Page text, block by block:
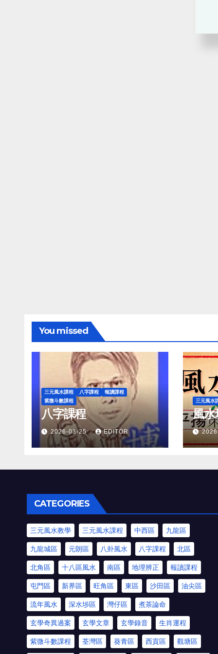
You missed
三元風水課程 八字課程
報讀課程
紫微斗數課程
八字課程
2026-03-25 EDITOR
三元風水
風水
CATEGORIES
三元風水教學 三元風水課程 中西區 九龍區
九龍城區 元朗區 八卦風水 八字課程 北區
北角區 十八區風水 南區 地理辨正 報讀課程
屯門區 新界區 旺角區 東區 沙田區 油尖區
流年風水 深水埗區 灣仔區 煮茶論命
玄學奇異過案 玄學文章 玄學錄音 生肖運程
紫微斗數課程 荃灣區 葵青區 西貢區 觀塘區